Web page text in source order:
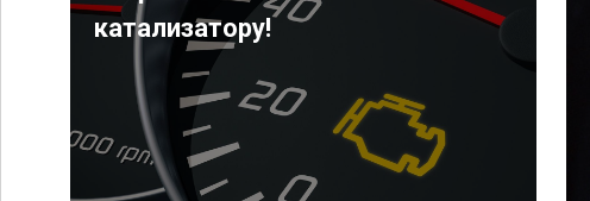
катализатору!